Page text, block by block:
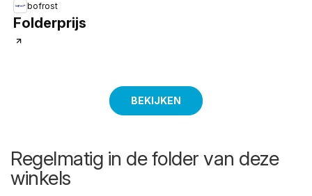
bofrost
Folderprijs
BEKIJKEN
Regelmatig in de folder van deze
winkels